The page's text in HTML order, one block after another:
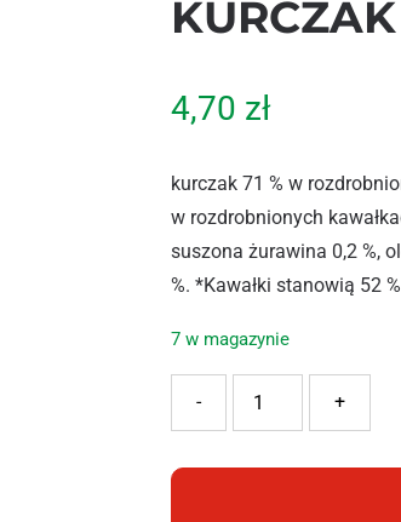
4,70 zł
kurczak 71 % w
w rozdrobnionych
suszona żurawina 0,2 %,
%. *Kawałki stanowią 52
7 w magazynie
+
-